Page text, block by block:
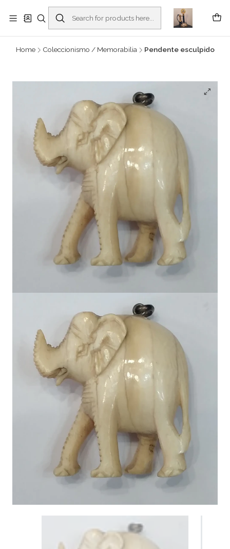
Buscantiguidades - Leilões. Colecionismo e antiguidades em Viana do
Castelo -
Read more
Home Coleccionismo / Memorabilia Pendente esculpido